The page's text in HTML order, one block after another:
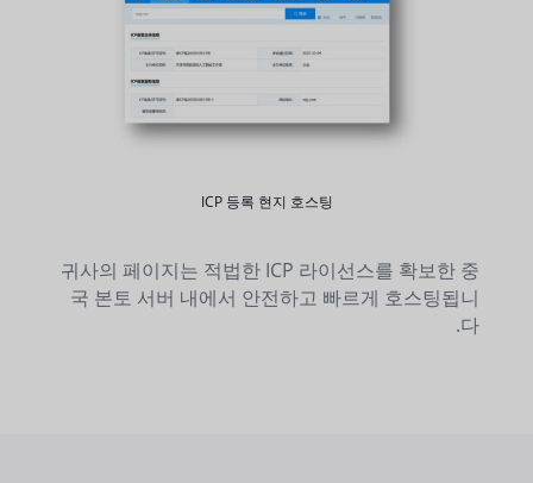
ICP 등록 현지 호스팅
귀사의 페이지는 적법한 ICP 라이선스를 확보한 중
국 본토 서버 내에서 안전하고 빠르게 호스팅됩니
다.